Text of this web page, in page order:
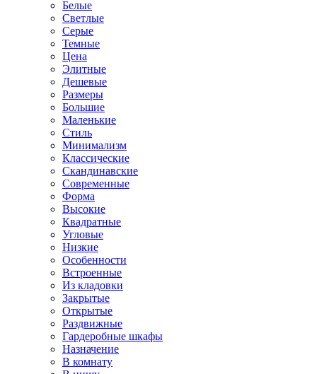
Белые
Светлые
Серые
Темные
Цена
Элитные
Дешевые
Размеры
Большие
Маленькие
Стиль
Минимализм
Классические
Скандинавские
Современные
Форма
Высокие
Квадратные
Угловые
Низкие
Особенности
Встроенные
Из кладовки
Закрытые
Открытые
Раздвижные
Гардеробные шкафы
Назначение
В комнату